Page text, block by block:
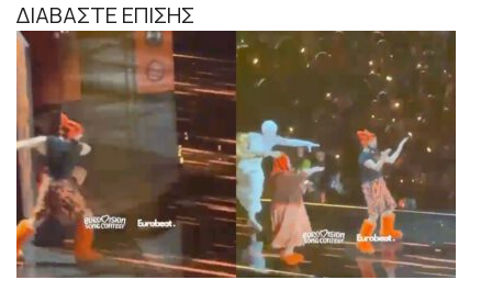
ΔΙΑΒΑΣΤΕ ΕΠΙΣΗΣ